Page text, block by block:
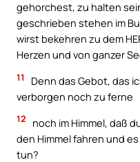
gehorchest, zu halten
geschrieben stehen im
wirst bekehren zu dem
Herzen und von ganzer
11
Denn das Gebot, das
verborgen noch zu ferne
12
noch im Himmel, daß
den Himmel fahren und
tun?